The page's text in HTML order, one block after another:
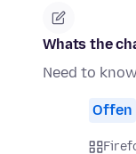
Whats the
Need to
Offen